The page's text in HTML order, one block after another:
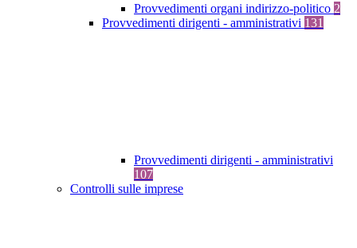
Provvedimenti organi indirizzo-politico 2
Provvedimenti dirigenti - amministrativi 131
Provvedimenti dirigenti - amministrativi
107
Controlli sulle imprese